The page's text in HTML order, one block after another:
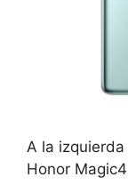
A la
Honor